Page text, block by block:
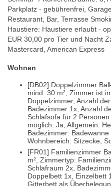
Parkplatz - gebührenfrei,
Restaurant, Bar, Terrasse
Haustiere: Haustiere erlaubt -
EUR 30,00 pro Tier und Nacht
Mastercard, American Express
Wohnen
[DB02] Doppelzimmer
mind. 30 m², Zimmer ist
Doppelzimmer, Anzahl
Badezimmer 1x, Anzahl
Schlafsofa für 2
möglich: Ja, Allgemein:
Badezimmer: Badewanne
Wohnbereich: Sitzecke,
[FR01] Familienzimmer
m², Zimmertyp:
Schlafraum 2x,
Doppelbett 1x, Einzelbett
Gitterbett als